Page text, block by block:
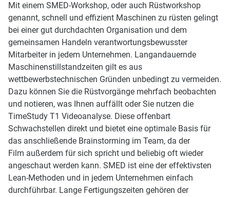
Mit einem SMED-Workshop, oder auch Rüstworkshop
genannt, schnell und effizient Maschinen zu rüsten gelingt
bei einer gut durchdachten Organisation und dem
gemeinsamen Handeln verantwortungsbewusster
Mitarbeiter in jedem Unternehmen. Langandauernde
Maschinenstillstandzeiten gilt es aus
wettbewerbstechnischen Gründen unbedingt zu vermeiden.
Dazu können Sie die Rüstvorgänge mehrfach beobachten
und notieren, was Ihnen auffällt oder Sie nutzen die
TimeStudy T1 Videoanalyse. Diese offenbart
Schwachstellen direkt und bietet eine optimale Basis für
das anschließende Brainstorming im Team, da der
Film außerdem für sich spricht und beliebig oft wieder
angeschaut werden kann. SMED ist eine der effektivsten
Lean-Methoden und in jedem Unternehmen einfach
durchführbar. Lange Fertigungszeiten gehören der